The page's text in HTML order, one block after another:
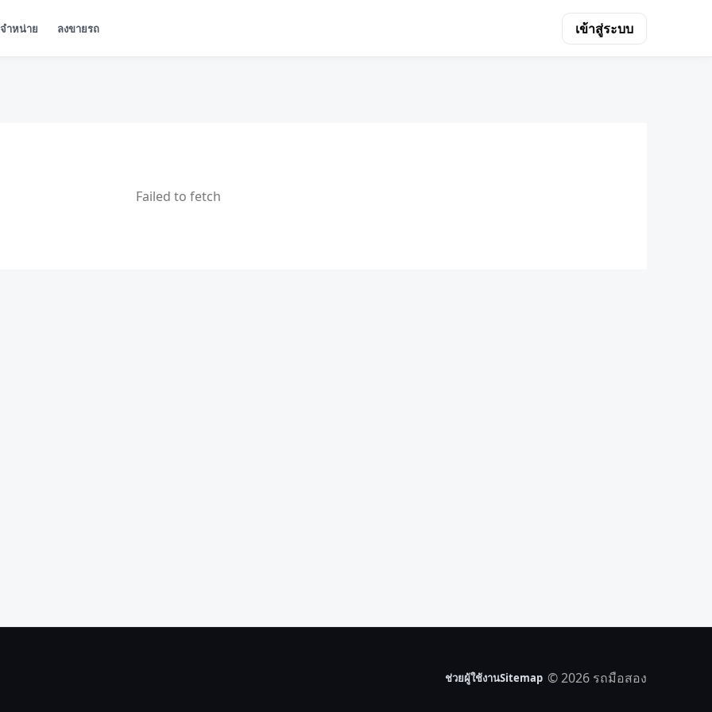
ำหน่าย ลงขายรถ เข้าสู่ระบบ
Failed to fetch
ช่วยผู้ใช้งานSitemap © 2026 รถมือสอง